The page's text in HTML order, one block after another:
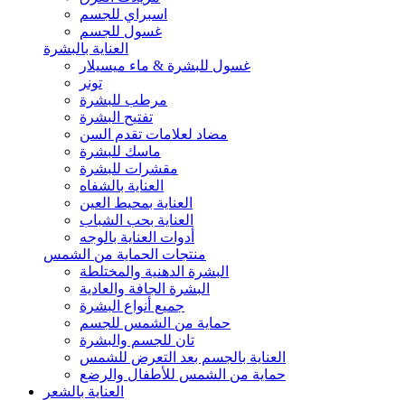
اسبراي للجسم
غسول للجسم
العناية بالبشرة
غسول للبشرة & ماء ميسيلار
تونر
مرطب للبشرة
تفتيح البشرة
مضاد لعلامات تقدم السن
ماسك للبشرة
مقشرات للبشرة
العناية بالشفاه
العناية بمحيط العين
العناية بحب الشباب
أدوات العناية بالوجه
منتجات الحماية من الشمس
البشرة الدهنية والمختلطة
البشرة الجافة والعادية
جميع أنواع البشرة
حماية من الشمس للجسم
تان للجسم والبشرة
العناية بالجسم بعد التعرض للشمس
حماية من الشمس للأطفال والرضع
العناية بالشعر